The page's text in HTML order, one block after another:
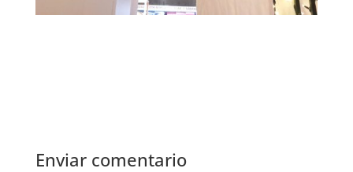
Enviar comentario